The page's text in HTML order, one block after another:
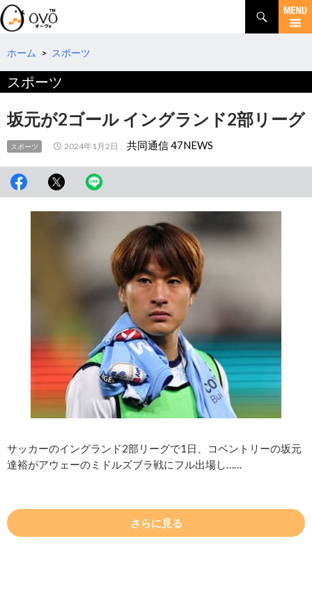
検
索
コ
テ
へ
動
ホーム > スポーツ
スポーツ
坂元が2ゴール イングランド2部リーグ
スポーツ 2024年1月2日 共同通信 47NEWS
サッカーのイングランド2部リーグで1日、コベントリーの坂元
達裕がアウェーのミドルズブラ戦にフル出場し……
さらに見る